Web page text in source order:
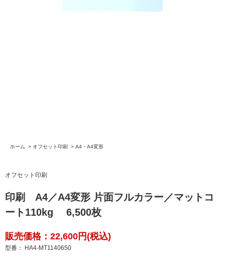
ホーム > オフセット印刷 > A4・A4変形
オフセット印刷
印刷 A4／A4変形 片面フルカラー／マットコ
ート110kg 6,500枚
販売価格：22,600円(税込)
型番： HA4-MT1140650